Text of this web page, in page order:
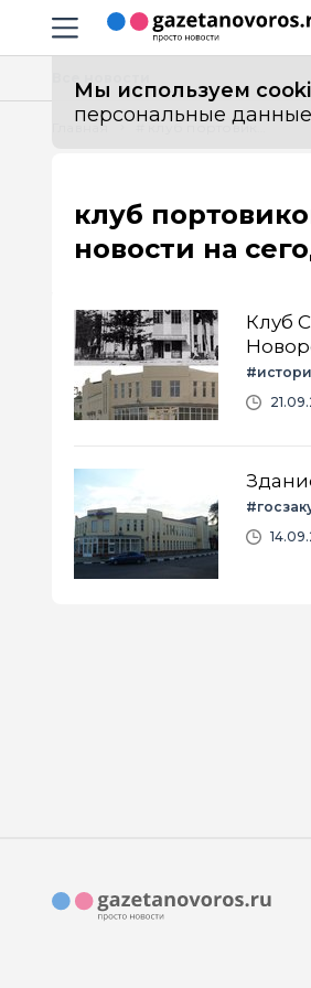
Навигация сайта
Мы используем
персональные
Главная # клуб портовиков
клуб
новости на
Клуб